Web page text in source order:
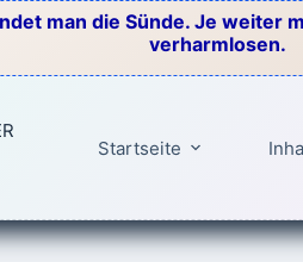
man die Sünde. Je weiter
verharmlosen.
Startseite